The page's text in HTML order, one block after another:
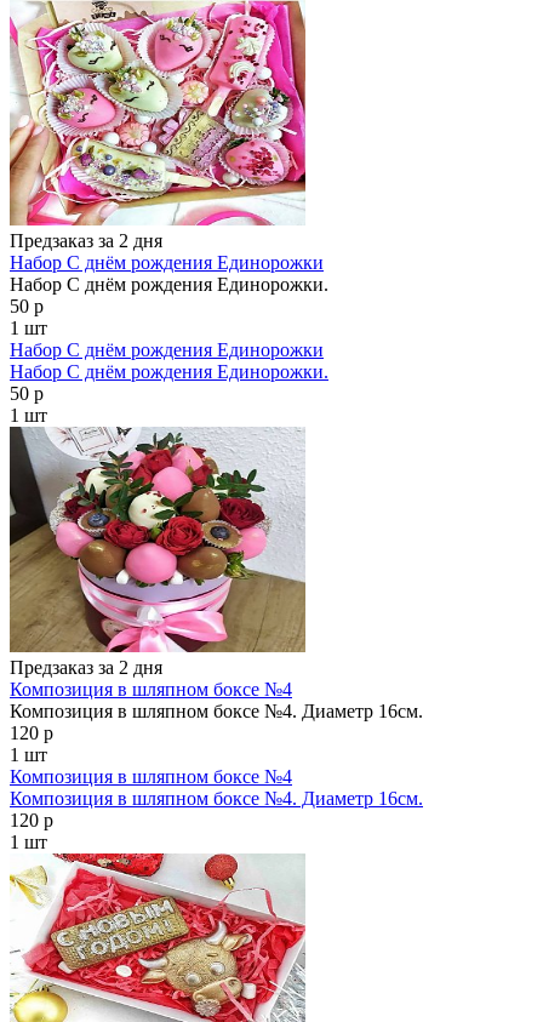
Предзаказ за 2 дня
Набор С днём рождения Единорожки
Набор С днём рождения Единорожки.
50 р
1 шт
Набор С днём рождения Единорожки
Набор С днём рождения Единорожки.
50 р
1 шт
Предзаказ за 2 дня
Композиция в шляпном боксе №4
Композиция в шляпном боксе №4. Диаметр 16см.
120 р
1 шт
Композиция в шляпном боксе №4
Композиция в шляпном боксе №4. Диаметр 16см.
120 р
1 шт